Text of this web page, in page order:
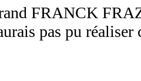
FRANCK
pas pu